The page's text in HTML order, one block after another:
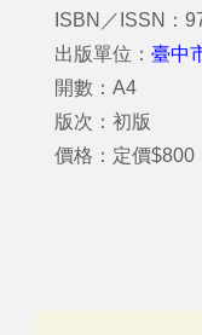
ISBN／ISSN：
出版單位： 臺中
開數：A4
版次：初版
價格：定價$800